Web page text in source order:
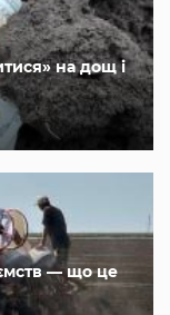
на дощ і
— що це